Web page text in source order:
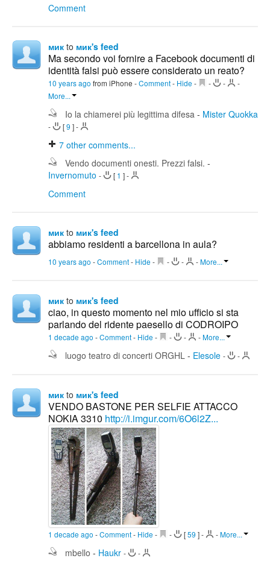
Comment
мик to мик's feed
Ma secondo voi fornire a Facebook documenti di
identità falsi può essere considerato un reato?
10 years ago from iPhone -Comment- Hide - - -
-
More...
Io la chiamerei più legittima difesa - Mister Quokka
- [9 ]-
7 other comments...
Vendo documenti onesti. Prezzi falsi. -
Invernomuto - [ 1 ]-
Comment
мик to мик's feed
abbiamo residenti a barcellona in aula?
10 years ago -Comment- Hide - - - -More...
мик to мик's feed
ciao, in questo momento nel mio ufficio si sta
parlando del ridente paesello di CODROIPO
1 decade ago -Comment- Hide - - - -More...
luogo teatro di concerti ORGHL - Elesole - -
мик to мик's feed
VENDO BASTONE PER SELFIE ATTACCO
NOKIA 3310 http://i.imgur.com/6O6l2Z...
1 decade ago -Comment- Hide - - [59 ]- -More...
mbello - Haukr - -